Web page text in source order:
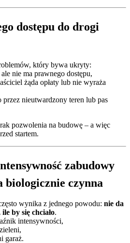
dostępu do drogi
który bywa ukryty:
nie ma prawnego dostępu,
żąda opłaty lub nie wyraża
nieutwardzony teren lub pas
pozwolenia na budowę – a więc
startem.
zabudowy
biologicznie czynna
wynika z jednego powodu: nie da
by się chciało.
intensywności,
garaż.